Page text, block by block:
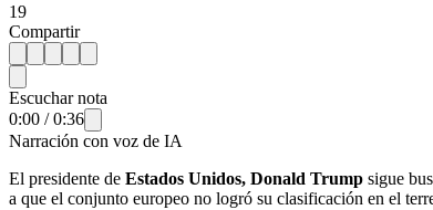
19
Compartir
Escuchar nota
0:00 /0:36
Narración con voz de IA
El presidente de Estados Unidos, Donald Trump sigue
a que el conjunto europeo no logró su clasificación en el